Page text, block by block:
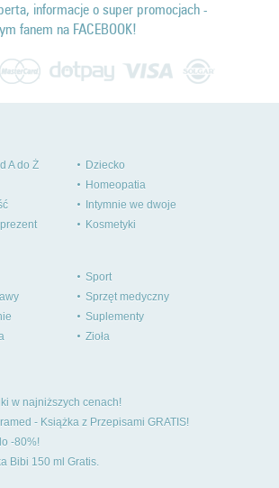
informacje o super promocjach -
fanem na FACEBOOK!
A do Ż
Dziecko
Homeopatia
Intymnie we dwoje
Kosmetyki
Sport
Sprzęt medyczny
Suplementy
Zioła
w najniższych cenach!
- Książka z Przepisami GRATIS!
-80%!
Bibi 150 ml Gratis.